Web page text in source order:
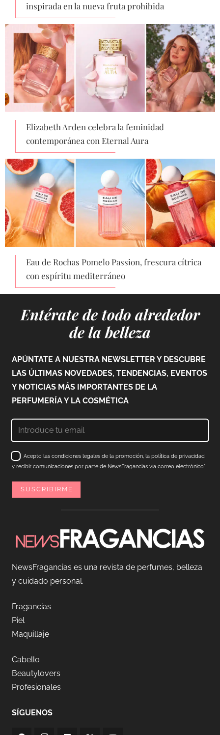
inspirada en la nueva fruta prohibida
Elizabeth Arden celebra la feminidad
contemporánea con Eternal Aura
Eau de Rochas Pomelo Passion, frescura cítrica
con espíritu mediterráneo
Entérate de todo alrededor
de la belleza
APÚNTATE A NUESTRA NEWSLETTER Y DESCUBRE
LAS ÚLTIMAS NOVEDADES, TENDENCIAS, EVENTOS
Y NOTICIAS MÁS IMPORTANTES DE LA
PERFUMERÍA Y LA COSMÉTICA
Acepto las condiciones legales de la promoción, la política de privacidad
y recibir comunicaciones por parte de NewsFragancias vía correo electrónico*
NewsFragancias es una revista de perfumes, belleza
y cuidado personal.
Fragancias
Piel
Maquillaje
Cabello
Beautylovers
Profesionales
SÍGUENOS